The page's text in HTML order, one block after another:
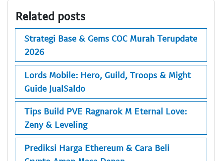
Related posts
Strategi Base & Gems COC Murah Terupdate
2026
Lords Mobile: Hero, Guild, Troops & Might
Guide JualSaldo
Tips Build PVE Ragnarok M Eternal Love:
Zeny & Leveling
Prediksi Harga Ethereum & Cara Beli